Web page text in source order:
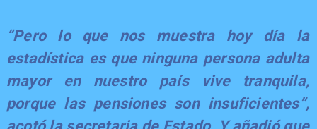
“Pero lo que nos muestra hoy día la
estadística es que ninguna persona adulta
mayor en nuestro país vive tranquila,
porque las pensiones son insuficientes”,